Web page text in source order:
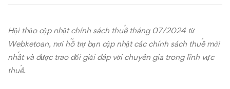
CHÍNH
SÁCH
Hội thảo cập nhật chính sách thuế tháng 07/2024 từ
Webketoan, nơi hỗ trợ bạn cập nhật các chính sách thuế mới
nhất và được trao đổi giải đáp với chuyên gia trong lĩnh vực
thuế.